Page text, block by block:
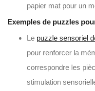
papier mat pour un
Exemples de puzzles
Le puzzle sensoriel
pour renforcer la
correspondre les
stimulation